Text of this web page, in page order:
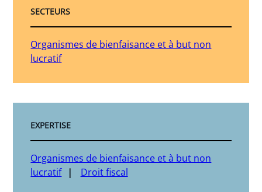
SECTEURS
Organismes de bienfaisance et à but non
lucratif
EXPERTISE
Organismes de bienfaisance et à but non
lucratif
Droit fiscal